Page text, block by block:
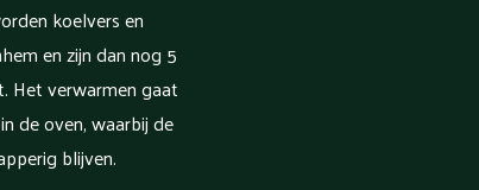
koelvers en
en zijn dan nog 5
Het verwarmen gaat
de oven, waarbij de
blijven.